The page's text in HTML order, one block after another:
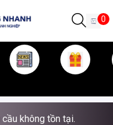
0
không tồn tại.